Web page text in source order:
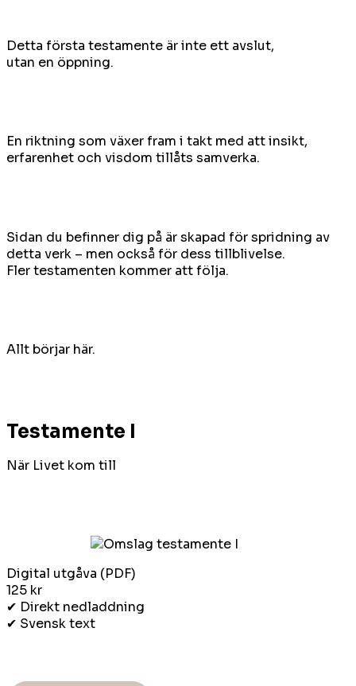
Detta första testamente är inte ett avslut,
utan en öppning.
En riktning som växer fram i takt med att insikt,
erfarenhet och visdom tillåts samverka.
Sidan du befinner dig på är skapad för spridning av
detta verk – men också för dess tillblivelse.
Fler testamenten kommer att följa.
Allt börjar här.
Testamente I
När Livet kom till
Digital utgåva (PDF)
125 kr
✔ Direkt nedladdning
✔ Svensk text